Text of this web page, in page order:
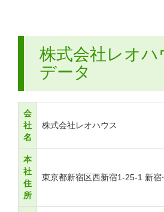
株式会社レオハ
データ
会
社
名
株式会社レオハウス
本
社
住
所
東京都新宿区西新宿1-25-1 新